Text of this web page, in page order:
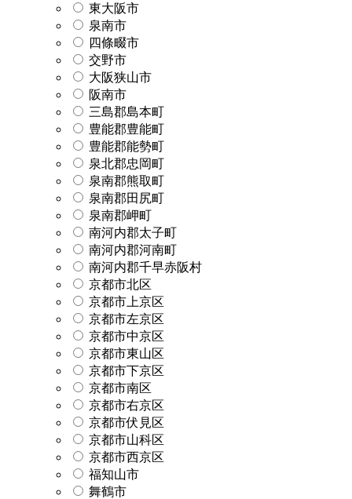
東大阪市
泉南市
四條畷市
交野市
大阪狭山市
阪南市
三島郡島本町
豊能郡豊能町
豊能郡能勢町
泉北郡忠岡町
泉南郡熊取町
泉南郡田尻町
泉南郡岬町
南河内郡太子町
南河内郡河南町
南河内郡千早赤阪村
京都市北区
京都市上京区
京都市左京区
京都市中京区
京都市東山区
京都市下京区
京都市南区
京都市右京区
京都市伏見区
京都市山科区
京都市西京区
福知山市
舞鶴市